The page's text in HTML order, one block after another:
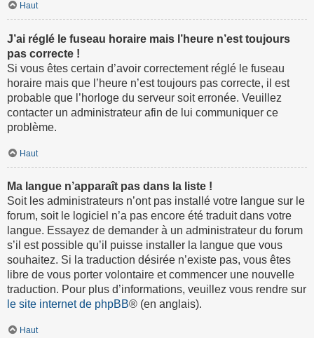
Haut
J’ai réglé le fuseau horaire mais l’heure n’est toujours
pas correcte !
Si vous êtes certain d’avoir correctement réglé le fuseau
horaire mais que l’heure n’est toujours pas correcte, il est
probable que l’horloge du serveur soit erronée. Veuillez
contacter un administrateur afin de lui communiquer ce
problème.
Haut
Ma langue n’apparaît pas dans la liste !
Soit les administrateurs n’ont pas installé votre langue sur le
forum, soit le logiciel n’a pas encore été traduit dans votre
langue. Essayez de demander à un administrateur du forum
s’il est possible qu’il puisse installer la langue que vous
souhaitez. Si la traduction désirée n’existe pas, vous êtes
libre de vous porter volontaire et commencer une nouvelle
traduction. Pour plus d’informations, veuillez vous rendre sur
le site internet de phpBB® (en anglais).
Haut